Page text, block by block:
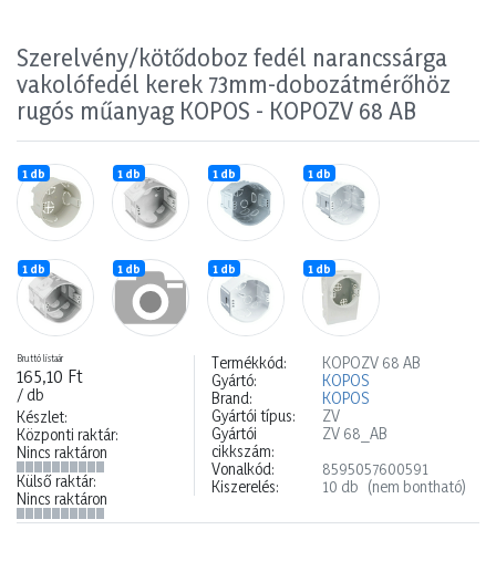
Szerelvény/kötődoboz fedél narancssárga
vakolófedél kerek 73mm-dobozátmérőhöz
rugós műanyag KOPOS - KOPOZV 68 AB
1 db 1 db 1 db 1 db
1 db 1 db 1 db 1 db
Bruttó listaár
165,10 Ft
/ db
Készlet:
Központi raktár:
Nincs raktáron
Külső raktár:
Nincs raktáron
Termékkód:
KOPOZV 68 AB
Gyártó:
KOPOS
Brand:
KOPOS
Gyártói típus:
ZV
Gyártói
cikkszám:
ZV 68_AB
Vonalkód:
8595057600591
Kiszerelés:
10 db (nem bontható)